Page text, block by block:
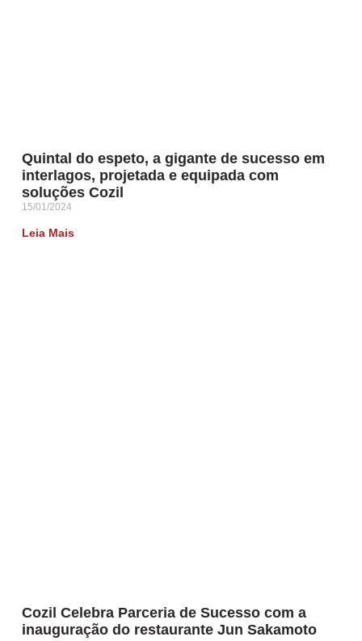
Quintal do espeto, a gigante de sucesso em
interlagos, projetada e equipada com
soluções Cozil
15/01/2024
Leia Mais
Cozil Celebra Parceria de Sucesso com a
inauguração do restaurante Jun Sakamoto